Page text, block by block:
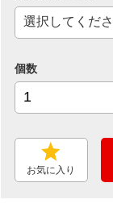
個数
お気に入り